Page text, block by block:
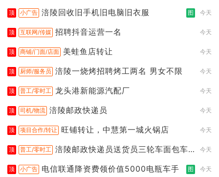
顶 小广告 涪陵回收旧手机旧电脑旧衣服 图 今天
顶 互联网/传媒 招聘抖音运营一名 今天
顶 商铺/门面/店面 美蛙鱼店转让 今天
顶 厨师/服务员 涪陵一烧烤招聘烤工两名 男女不限 今天
顶 普工/零时工 龙头港新能源汽配厂 今天
顶 司机/物流 涪陵邮政快递员 今天
顶 项目合作/转让 旺铺转让，中慧第一城火锅店 今天
顶 普工/零时工 涪陵邮政快递员送货员三轮车面包车
今天
顶 小广告 电信联通降资费领价值5000电瓶车手 图 今天